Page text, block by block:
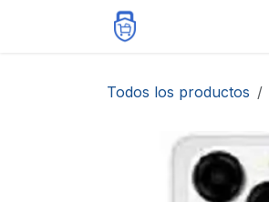
Todos los productos